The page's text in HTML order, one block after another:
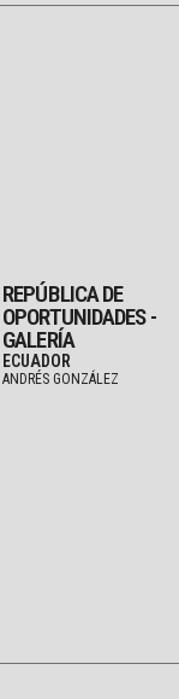
REPÚBLICA DE
OPORTUNIDADES -
GALERÍA
ECUADOR
ANDRÉS GONZÁLEZ